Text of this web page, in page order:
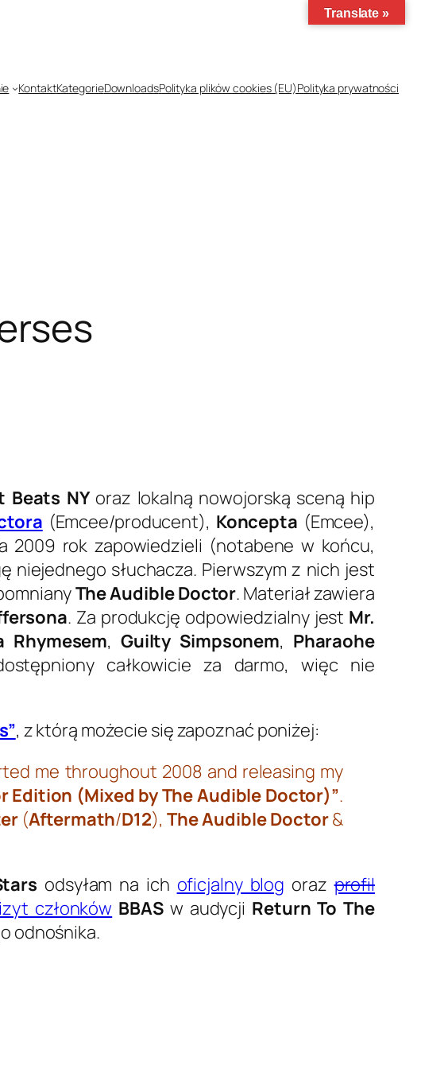
KontaktKategorieDownloadsPolityka plików cookies (EU)Polityka prywatności
Beats NYoraz lokalną nowojorską sceną hip
(Emcee/producent), Koncepta (Emcee),
2009 rok zapowiedzieli (notabene w końcu,
słuchacza. Pierwszym z nich jest
The Audible Doctor. Materiał zawiera
. Za produkcję odpowiedzialny jest Mr.
Rhymesem, Guilty Simpsonem, Pharaohe
całkowicie za darmo, więc nie
, z którą możecie się zapoznać poniżej:
me throughout 2008 and releasing my
Edition (Mixed by The Audible Doctor)”.
(Aftermath/D12),The Audible Doctor&
odsyłam na ich oficjalny blog orazprofil
członków BBASw audycji Return To The
odnośnika.
Translate »